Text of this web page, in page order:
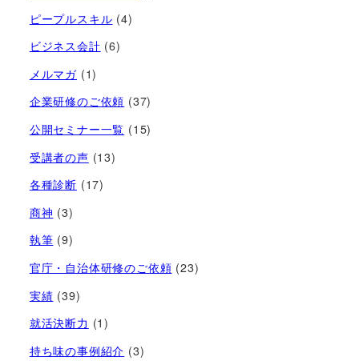
ピープルスキル (4)
ビジネス会計 (6)
メルマガ (1)
企業研修のご依頼 (37)
公開セミナー一覧 (15)
受講者の声 (13)
各種診断 (17)
商神 (3)
執筆 (9)
官庁・自治体研修のご依頼 (23)
実績 (39)
就活決断力 (1)
持ち味の事例紹介 (3)